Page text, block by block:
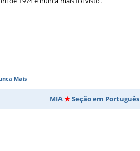
Mais
MIA Seção em Português